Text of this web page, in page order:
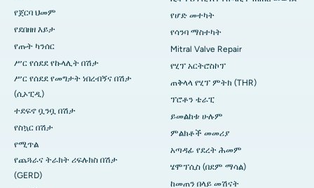
የጀርባ ህመም
የደበዘዘ እይታ
የጡት ካንሰር
ሥር የሰደደ የኩላሊት በሽታ
ሥር የሰደደ የመግታት ነበረብኝና በሽታ
(ሲኦፒዲ)
ተደፍኖ ቧንቧ በሽታ
የስኳር በሽታ
የሚጥል
የጨጓራና ትራክት ሪፍሉክስ በሽታ
(GERD)
የሆድ መተካት
የሳንባ ማስተካት
Mitral Valve Repair
የሂፕ አርትሮስኮፕ
ጠቅላላ የሂፕ ምትክ (THR)
ፕሮቶን ቴራፒ
ይመልከቱ ሁሉም
ምልክቶች መመሪያ
አጣዳፊ የደረት ሕመም
ሄሞፕሲስ (በደም ማሳል)
ከመጠን በላይ መሽናት